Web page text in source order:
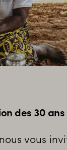
des 30 ans
vous